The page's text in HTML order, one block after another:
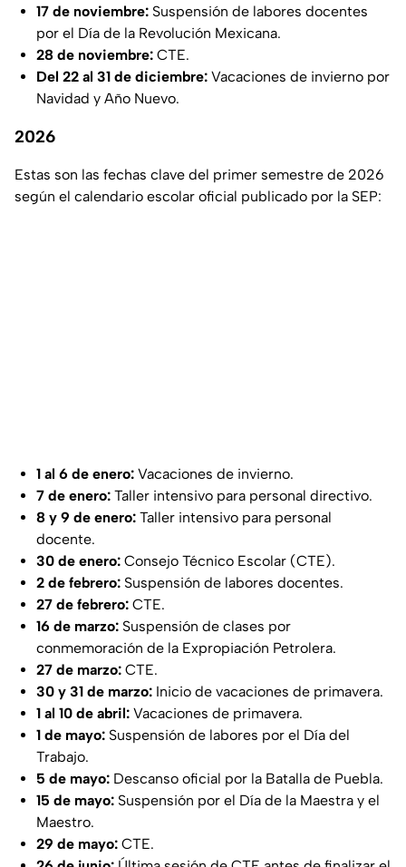
17 de noviembre: Suspensión de labores docentes
por el Día de la Revolución Mexicana.
28 de noviembre: CTE.
Del 22 al 31 de diciembre: Vacaciones de invierno por
Navidad y Año Nuevo.
2026
Estas son las fechas clave del primer semestre de 2026
según el calendario escolar oficial publicado por la SEP:
1 al 6 de enero: Vacaciones de invierno.
7 de enero: Taller intensivo para personal directivo.
8 y 9 de enero: Taller intensivo para personal
docente.
30 de enero: Consejo Técnico Escolar (CTE).
2 de febrero: Suspensión de labores docentes.
27 de febrero: CTE.
16 de marzo: Suspensión de clases por
conmemoración de la Expropiación Petrolera.
27 de marzo: CTE.
30 y 31 de marzo: Inicio de vacaciones de primavera.
1 al 10 de abril: Vacaciones de primavera.
1 de mayo: Suspensión de labores por el Día del
Trabajo.
5 de mayo: Descanso oficial por la Batalla de Puebla.
15 de mayo: Suspensión por el Día de la Maestra y el
Maestro.
29 de mayo: CTE.